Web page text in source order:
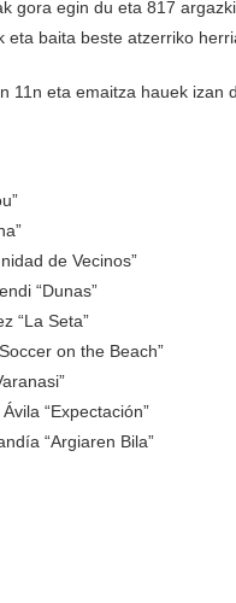
gora egin du eta 817
baita beste atzerriko
11n eta emaitza hauek izan
de Vecinos”
“Dunas”
“La Seta”
on the Beach”
“Expectación”
“Argiaren Bila”